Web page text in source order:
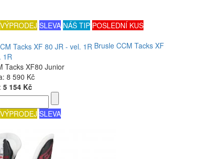
VÝPRODEJ SLEVA NÁŠ TIP POSLEDNÍ KUS
Brusle CCM Tacks XF
1R
Tacks XF80 Junior
8 590 Kč
5 154 Kč
VÝPRODEJ SLEVA